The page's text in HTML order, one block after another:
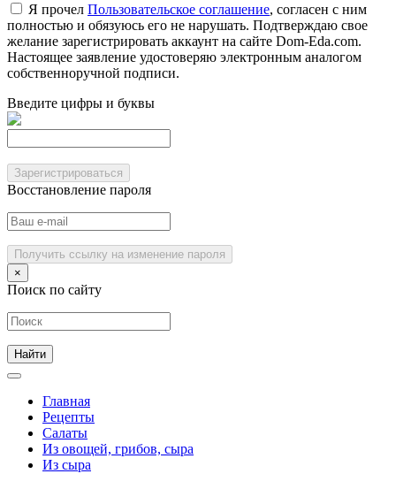
Я прочел Пользовательское соглашение, согласен с ним
полностью и обязуюсь его не нарушать. Подтверждаю свое
желание зарегистрировать аккаунт на сайте Dom-Eda.com.
Настоящее заявление удостоверяю электронным аналогом
собственноручной подписи.
Введите цифры и буквы
Зарегистрироваться
Восстановление пароля
Получить ссылку на изменение пароля
×
Поиск по сайту
Главная
Рецепты
Салаты
Из овощей, грибов, сыра
Из сыра